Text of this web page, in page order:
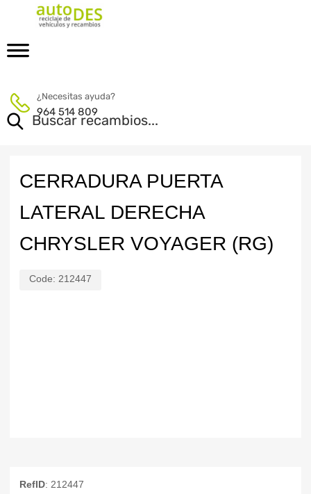
¿Necesitas ayuda?
964 514 809
CERRADURA PUERTA
LATERAL DERECHA
CHRYSLER VOYAGER (RG)
Code: 212447
RefID: 212447